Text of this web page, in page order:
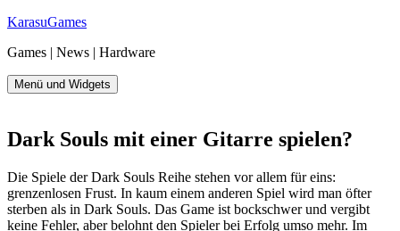
Zum
springen
KarasuGames
Games | News | Hardware
Menü und Widgets
Dark Souls mit einer Gitarre spielen?
Die Spiele der Dark Souls Reihe stehen vor allem für eins:
grenzenlosen Frust. In kaum einem anderen Spiel wird man öfter
sterben als in Dark Souls. Das Game ist bockschwer und vergibt
keine Fehler, aber belohnt den Spieler bei Erfolg umso mehr. Im